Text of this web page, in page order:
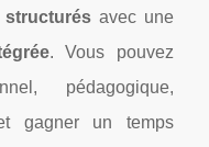
avec une
. Vous pouvez
pédagogique,
gagner un temps